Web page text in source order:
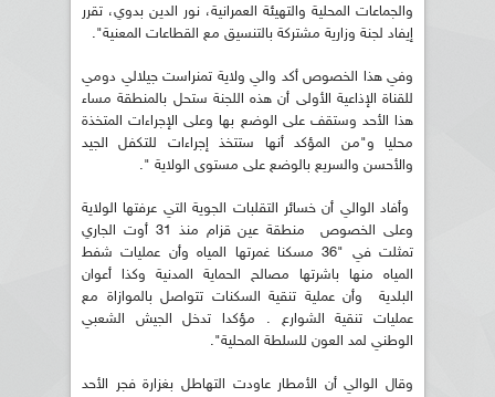
والجماعات المحلية والتهيئة العمرانية، نور الدين بدوي، تقرر
إيفاد لجنة وزارية مشتركة بالتنسيق مع القطاعات المعنية".
وفي هذا الخصوص أكد والي ولاية تمنراست جيلالي دومي
للقناة الإذاعية الأولى أن هذه اللجنة ستحل بالمنطقة مساء
هذا الأحد وستقف على الوضع بها وعلى الإجراءات المتخذة
محليا و"من المؤكد أنها ستتخذ إجراءات للتكفل الجيد
والأحسن والسريع بالوضع على مستوى الولاية ".
وأفاد الوالي أن خسائر التقلبات الجوية التي عرفتها الولاية
وعلى الخصوص منطقة عين قزام منذ 31 أوت الجاري
تمثلت في "36 مسكنا غمرتها المياه وأن عمليات شفط
المياه منها باشرتها مصالح الحماية المدنية وكذا أعوان
البلدية وأن عملية تنقية السكنات تتواصل بالموازاة مع
عمليات تنقية الشوارع . مؤكدا تدخل الجيش الشعبي
الوطني لمد العون للسلطة المحلية".
وقال الوالي أن الأمطار عاودت التهاطل بغزارة فجر الأحد